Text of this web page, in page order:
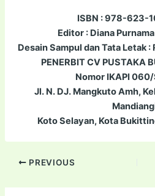
ISBN : 978-623-
Editor : Diana
Desain Sampul dan Tata Letak :
PENERBIT CV PUSTAKA
Nomor IKAPI
Jl. N. DJ. Mangkuto Amh,
Koto Selayan, Kota
PREVIOUS